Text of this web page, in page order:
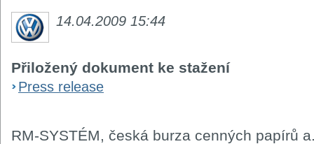
14.04.2009 15:44
Přiložený dokument ke stažení
Press release
RM-SYSTÉM, česká burza cenných papírů